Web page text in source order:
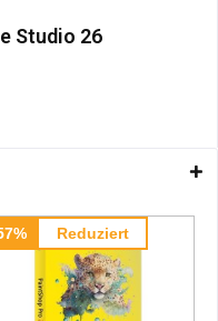
Studio 26
Reduziert